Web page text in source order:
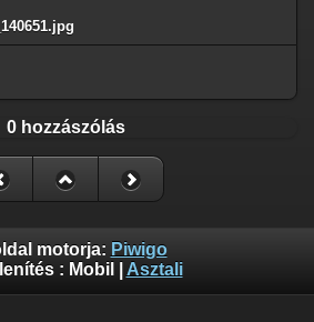
0 hozzászólás
motorja: Piwigo
: Mobil Asztali